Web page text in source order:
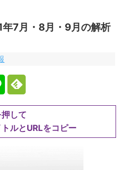
年7月・8月・9月の解析
して
ルとURLをコピー